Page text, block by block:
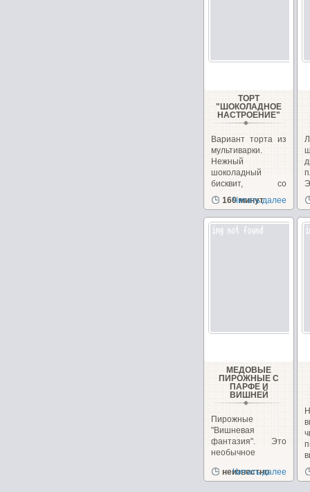
ТОРТ
"ШОКОЛАДНОЕ
НАСТРОЕНИЕ"
Вариант торта из
мультиварки.
Нежный
шоколадный
бисквит, со
сметанным
кремом...
160 минут
Читать далее
МЕДОВЫЕ
ПИРОЖНЫЕ С
ПАРФЕ И
ВИШНЕЙ
Пирожные
"Вишневая
фантазия". Это
необычное
сочетает в себе,...
неизвестно
Читать далее